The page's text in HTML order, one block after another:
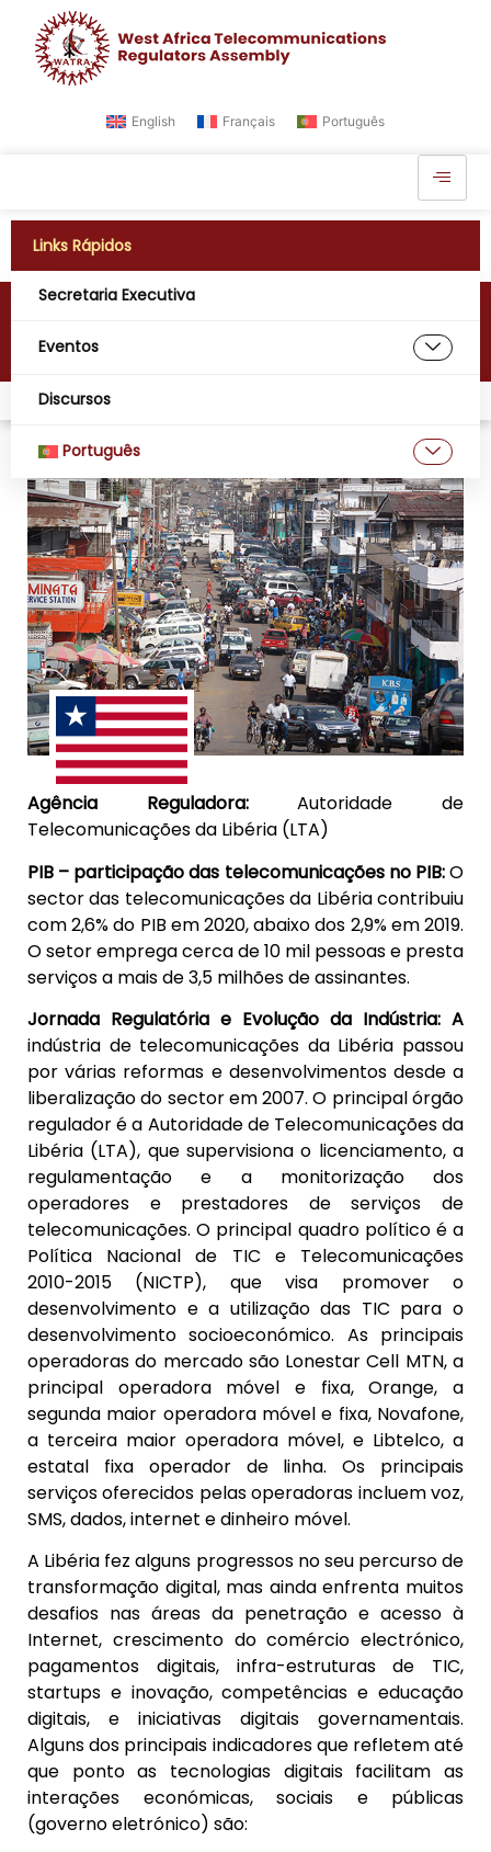
English Français Português
Links Rápidos
Secretaria Executiva
Eventos
Discursos
Português
África Ocidental Digital
Agência Reguladora:Autoridade de
Telecomunicações da Libéria (LTA)
PIB – participação das telecomunicações no PIB:O
sector das telecomunicações da Libéria contribuiu
com 2,6% do PIB em 2020, abaixo dos 2,9% em 2019.
O setor emprega cerca de 10 mil pessoas e presta
serviços a mais de 3,5 milhões de assinantes.
Jornada Regulatória e Evolução da Indústria: A
indústria de telecomunicações da Libéria passou
por várias reformas e desenvolvimentos desde a
liberalização do sector em 2007. O principal órgão
regulador é a Autoridade de Telecomunicações da
Libéria (LTA), que supervisiona o licenciamento, a
regulamentação e a monitorização dos
operadores e prestadores de serviços de
telecomunicações. O principal quadro político é a
Política Nacional de TIC e Telecomunicações
2010-2015 (NICTP), que visa promover o
desenvolvimento e a utilização das TIC para o
desenvolvimento socioeconómico. As principais
operadoras do mercado são Lonestar Cell MTN, a
principal operadora móvel e fixa, Orange, a
segunda maior operadora móvel e fixa, Novafone,
a terceira maior operadora móvel, e Libtelco, a
estatal fixa operador de linha. Os principais
serviços oferecidos pelas operadoras incluem voz,
SMS, dados, internet e dinheiro móvel.
A Libéria fez alguns progressos no seu percurso de
transformação digital, mas ainda enfrenta muitos
desafios nas áreas da penetração e acesso à
Internet, crescimento do comércio electrónico,
pagamentos digitais, infra-estruturas de TIC,
startups e inovação, competências e educação
digitais, e iniciativas digitais governamentais.
Alguns dos principais indicadores que refletem até
que ponto as tecnologias digitais facilitam as
interações económicas, sociais e públicas
(governo eletrónico) são: